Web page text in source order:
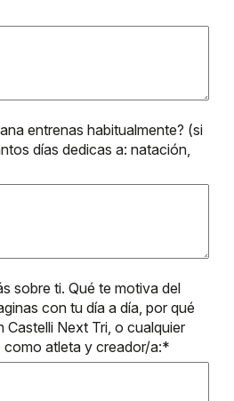
entrenas habitualmente? (si
días dedicas a: natación,
sobre ti. Qué te motiva del
con tu día a día, por qué
Castelli Next Tri, o cualquier
atleta y creador/a:*